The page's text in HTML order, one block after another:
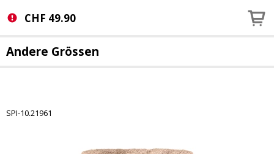
CHF 49.90
Andere Grössen
SPI-10.21961